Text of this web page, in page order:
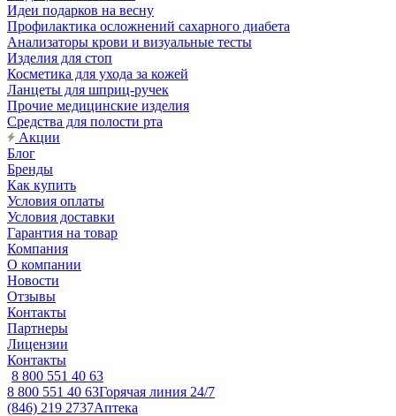
Идеи подарков на весну
Профилактика осложнений сахарного диабета
Анализаторы крови и визуальные тесты
Изделия для стоп
Косметика для ухода за кожей
Ланцеты для шприц-ручек
Прочие медицинские изделия
Средства для полости рта
Акции
Блог
Бренды
Как купить
Условия оплаты
Условия доставки
Гарантия на товар
Компания
О компании
Новости
Отзывы
Контакты
Партнеры
Лицензии
Контакты
8 800 551 40 63
8 800 551 40 63Горячая линия 24/7
(846) 219 2737Аптека